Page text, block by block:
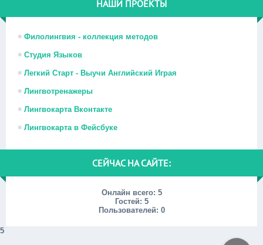
НАШИ ПРОЕКТЫ
Филолингвия - коллекция методов
Студия Языков
Легкий Старт - Выучи Английский Играя
Лингвотренажеры
Лингвокарта Вконтакте
Лингвокарта в Фейсбуке
СЕЙЧАС НА САЙТЕ:
Онлайн всего: 5
Гостей: 5
Пользователей: 0
5